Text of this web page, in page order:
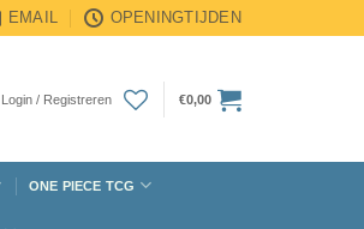
EMAIL OPENINGTIJDEN
Login / Registreren €0,00
ONE PIECE TCG